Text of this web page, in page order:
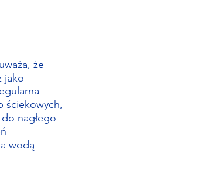
że
jako
ściekowych,
nagłego
wodą